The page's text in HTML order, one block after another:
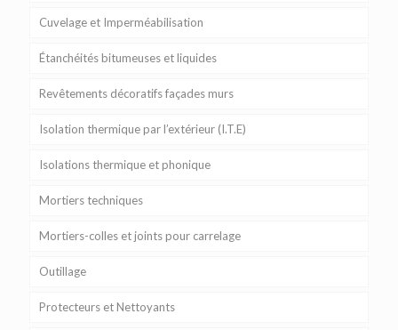
Cuvelage et Imperméabilisation
Étanchéités bitumeuses et liquides
Revêtements décoratifs façades murs
Isolation thermique par l’extérieur (I.T.E)
Isolations thermique et phonique
Mortiers techniques
Mortiers-colles et joints pour carrelage
Outillage
Protecteurs et Nettoyants